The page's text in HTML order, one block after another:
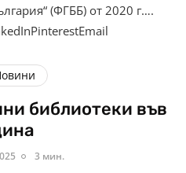
(ФГББ) от 2020 г….
библиотеки във
3 мин.